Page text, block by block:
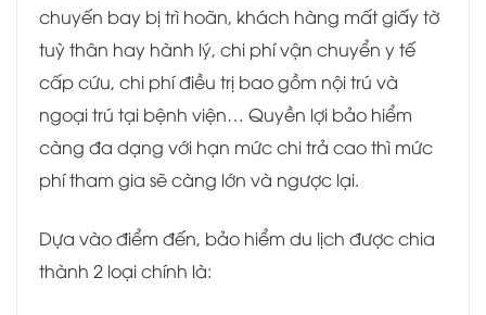
chuyến bay bị trì hoãn, khách hàng mất giấy tờ
tuỳ thân hay hành lý, chi phí vận chuyển y tế
cấp cứu, chi phí điều trị bao gồm nội trú và
ngoại trú tại bệnh viện… Quyền lợi bảo hiểm
càng đa dạng với hạn mức chi trả cao thì mức
phí tham gia sẽ càng lớn và ngược lại.
Dựa vào điểm đến, bảo hiểm du lịch được chia
thành 2 loại chính là: